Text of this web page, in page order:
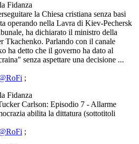
Fidanza
la Chiesa cristiana senza basi
operando nella Lavra di Kiev-Pechersk
ha dichiarato il ministro della
Tkachenko. Parlando con il canale
ha detto che il governo ha dato al
senza aspettare una decisione ...
;
Fidanza
Carlson: Episodio 7 - Allarme
abilita la dittatura (sottotitoli
;